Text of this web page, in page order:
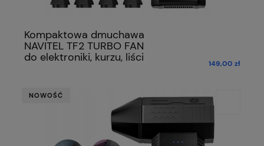
Kompaktowa dmuchawa
NAVITEL TF2 TURBO FAN
do elektroniki, kurzu, liści 149,00 zł
NOWOŚĆ